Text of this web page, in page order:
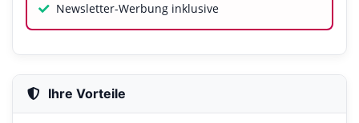
Newsletter-Werbung inklusive
Ihre Vorteile